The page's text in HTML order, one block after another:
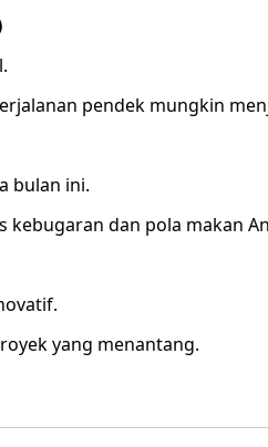
pendek mungkin
bulan ini.
dan pola makan
yang menantang.